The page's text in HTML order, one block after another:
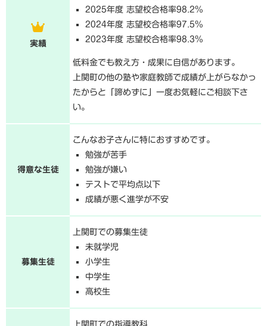
実績
2025年度 志望校合格率98.2%
2024年度 志望校合格率97.5%
2023年度 志望校合格率98.3%
低料金でも教え方・成果に自信があります。
上関町の他の塾や家庭教師で成績が上がらなかっ
たからと「諦めずに」一度お気軽にご相談下さ
い。
得意な生徒
こんなお子さんに特におすすめです。
勉強が苦手
勉強が嫌い
テストで平均点以下
成績が悪く進学が不安
募集生徒
上関町での募集生徒
未就学児
小学生
中学生
高校生
上関町での指導教科